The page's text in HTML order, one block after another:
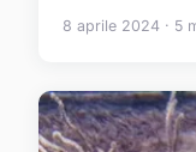
8 aprile 2024 · 5